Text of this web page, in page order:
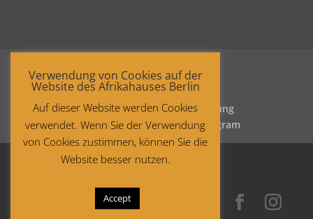
Startseite
Datenschutzerklärung
Impressum
Facebook Instagram
Copyright © 2021 Afrika-Haus Berlin.
Verwendung von Cookies auf der
Website des Afrikahauses Berlin
Auf dieser Website werden Cookies
verwendet. Wenn Sie der Verwendung
von Cookies zustimmen, können Sie die
Website besser nutzen.
Accept